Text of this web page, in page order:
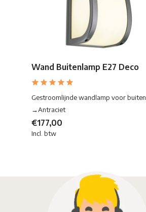
Wand Buitenlamp E27 Deco
Gestroomlijnde wandlamp voor buiten.
→Antraciet
€177,00
Incl. btw